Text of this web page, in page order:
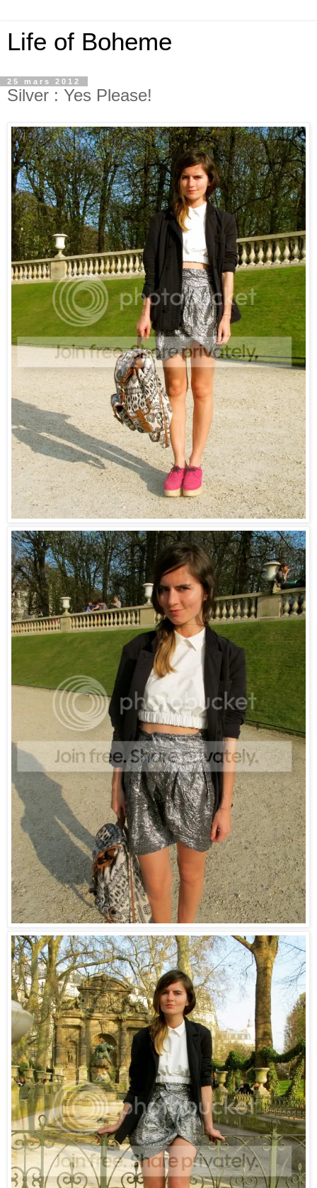
Life of Boheme
25 mars 2012
Silver : Yes Please!